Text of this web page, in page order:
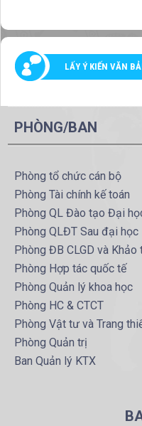
LẤY Ý KIẾN VĂN
PHÒNG/BAN
Phòng tổ chức cán bộ
Phòng Tài chính kế toán
Phòng QL Đào tạo Đại
Phòng QLĐT Sau đại học
Phòng ĐB CLGD và Khảo
Phòng Hợp tác quốc tế
Phòng Quản lý khoa học
Phòng HC & CTCT
Phòng Vật tư và Trang
Phòng Quản trị
Ban Quản lý KTX